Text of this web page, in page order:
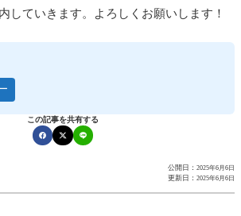
していきます。よろしくお願いします！
この記事を共有する
公開日： 2025年6月6日
更新日： 2025年6月6日